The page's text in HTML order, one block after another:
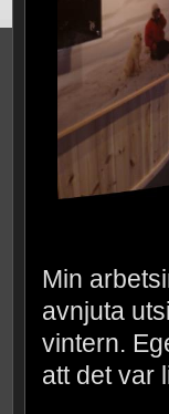
Min
avnjuta
vintern.
att det var